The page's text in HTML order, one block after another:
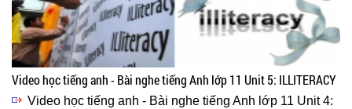
Video học tiếng anh - Bài nghe tiếng Anh lớp 11 Unit 5: ILLITERACY
Video học tiếng anh - Bài nghe tiếng Anh lớp 11 Unit 4: